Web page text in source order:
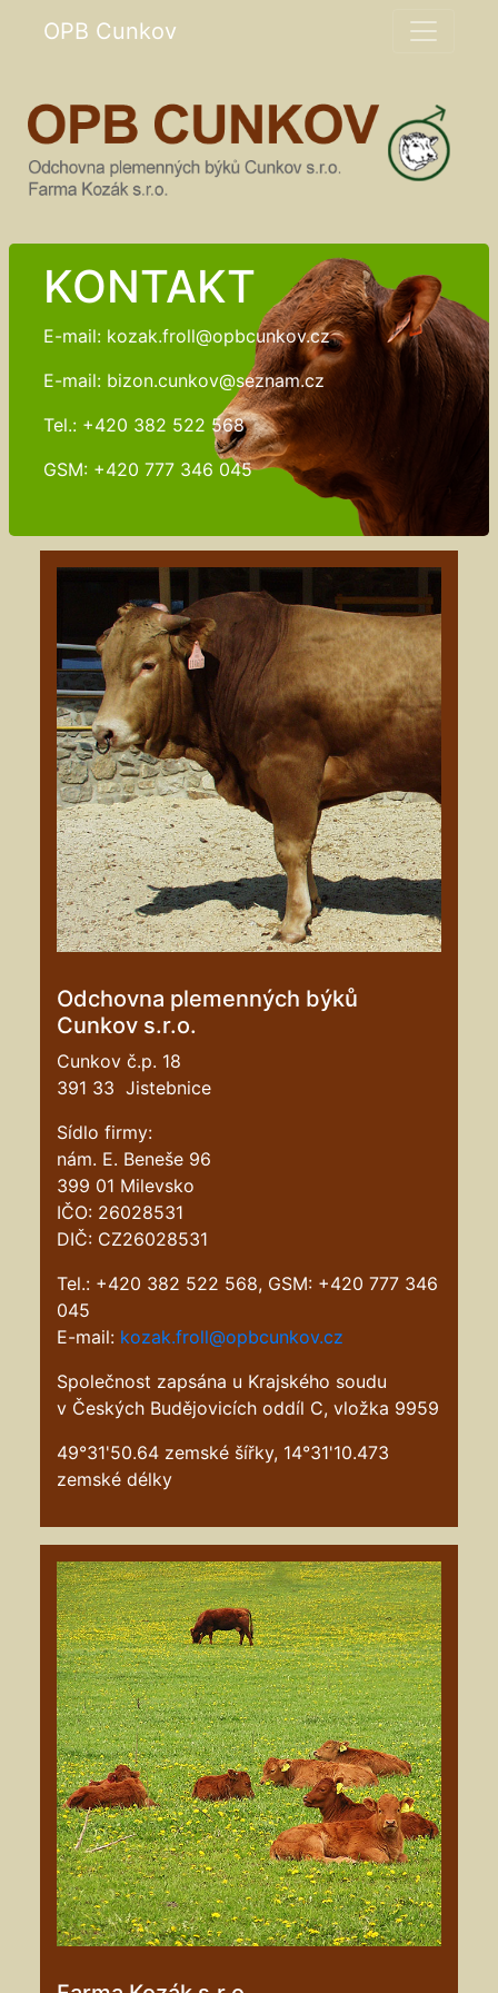
OPB Cunkov
KONTAKT
E-mail: kozak.froll@opbcunkov.cz
E-mail: bizon.cunkov@seznam.cz
Tel.: +420 382 522 568
GSM: +420 777 346 045
Odchovna plemenných býků
Cunkov s.r.o.
Cunkov č.p. 18
391 33 Jistebnice
Sídlo firmy:
nám. E. Beneše 96
399 01 Milevsko
IČO: 26028531
DIČ: CZ26028531
Tel.: +420 382 522 568, GSM: +420 777 346
045
E-mail: kozak.froll@opbcunkov.cz
Společnost zapsána u Krajského soudu
v Českých Budějovicích oddíl C, vložka 9959
49°31'50.64 zemské šířky, 14°31'10.473
zemské délky